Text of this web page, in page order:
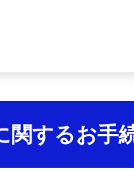
関するお手